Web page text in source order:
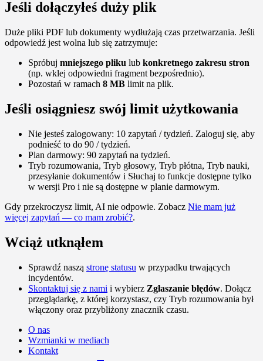
Jeśli dołączyłeś duży plik
Duże pliki PDF lub dokumenty wydłużają czas przetwarzania. Jeśli
odpowiedź jest wolna lub się zatrzymuje:
Spróbuj mniejszego pliku lub konkretnego zakresu stron
(np. wklej odpowiedni fragment bezpośrednio).
Pozostań w ramach 8 MB limit na plik.
Jeśli osiągniesz swój limit użytkowania
Nie jesteś zalogowany: 10 zapytań / tydzień. Zaloguj się, aby
podnieść to do 90 / tydzień.
Plan darmowy: 90 zapytań na tydzień.
Tryb rozumowania, Tryb głosowy, Tryb płótna, Tryb nauki,
przesyłanie dokumentów i Słuchaj to funkcje dostępne tylko
w wersji Pro i nie są dostępne w planie darmowym.
Gdy przekroczysz limit, AI nie odpowie. Zobacz Nie mam już
więcej zapytań — co mam zrobić?.
Wciąż utknąłem
Sprawdź naszą stronę statusu w przypadku trwających
incydentów.
Skontaktuj się z nami i wybierz Zgłaszanie błędów. Dołącz
przeglądarkę, z której korzystasz, czy Tryb rozumowania był
włączony oraz przybliżony znacznik czasu.
O nas
Wzmianki w mediach
Kontakt